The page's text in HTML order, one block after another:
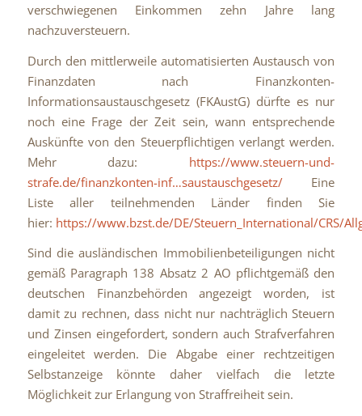
verschwiegenen Einkommen zehn Jahre lang
nachzuversteuern.
Durch den mittlerweile automatisierten Austausch von
Finanzdaten nach Finanzkonten-
Informationsaustauschgesetz (FKAustG) dürfte es nur
noch eine Frage der Zeit sein, wann entsprechende
Auskünfte von den Steuerpflichtigen verlangt werden.
Mehr dazu: https://www.steuern-und-
strafe.de/finanzkonten-inf…saustauschgesetz/‎Eine
Liste aller teilnehmenden Länder finden Sie
hier: https://www.bzst.de/DE/Steuern_International/CRS/
Sind die ausländischen Immobilienbeteiligungen nicht
gemäß Paragraph 138 Absatz 2 AO pflichtgemäß den
deutschen Finanzbehörden angezeigt worden, ist
damit zu rechnen, dass nicht nur nachträglich Steuern
und Zinsen eingefordert, sondern auch Strafverfahren
eingeleitet werden. Die Abgabe einer rechtzeitigen
Selbstanzeige könnte daher vielfach die letzte
Möglichkeit zur Erlangung von Straffreiheit sein.